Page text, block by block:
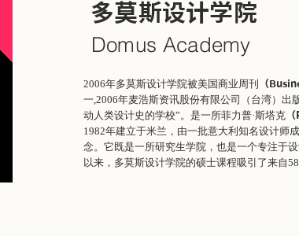
多莫斯设计学院
Domus Academy
2006年多莫斯设计学院被美国商业周刊 （
一,2006年麦浩斯资讯股份有限公司（台湾）出
动人类设计史的学校”。是一所菲力普·斯塔克
1982年建立于米兰，由一批意大利知名设计师
念。它既是一所研究生学院，也是一个专注于
以来，多莫斯设计学院的硕士课程吸引了来自